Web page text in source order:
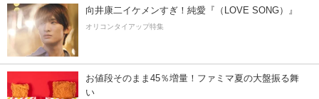
向井康二イケメンすぎ！純愛『（LOVE SONG）』
オリコンタイアップ特集
お値段そのまま45％増量！ファミマ夏の大盤振る舞
い